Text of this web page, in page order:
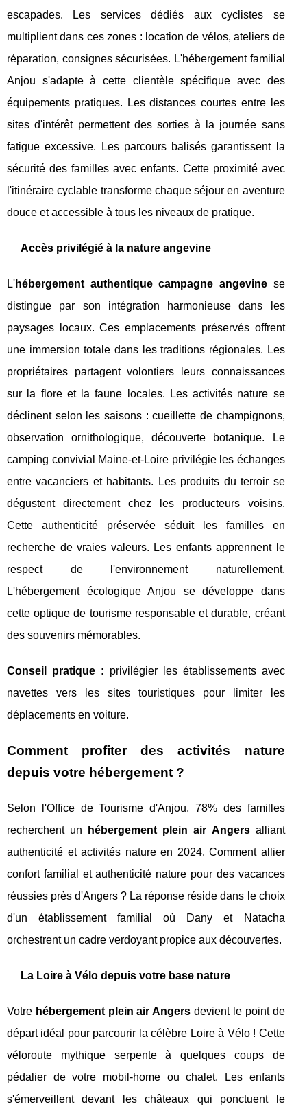
escapades. Les services dédiés aux cyclistes se
multiplient dans ces zones : location de vélos, ateliers de
réparation, consignes sécurisées. L'hébergement familial
Anjou s'adapte à cette clientèle spécifique avec des
équipements pratiques. Les distances courtes entre les
sites d'intérêt permettent des sorties à la journée sans
fatigue excessive. Les parcours balisés garantissent la
sécurité des familles avec enfants. Cette proximité avec
l'itinéraire cyclable transforme chaque séjour en aventure
douce et accessible à tous les niveaux de pratique.
Accès privilégié à la nature angevine
L'hébergement authentique campagne angevinese
distingue par son intégration harmonieuse dans les
paysages locaux. Ces emplacements préservés offrent
une immersion totale dans les traditions régionales. Les
propriétaires partagent volontiers leurs connaissances
sur la flore et la faune locales. Les activités nature se
déclinent selon les saisons : cueillette de champignons,
observation ornithologique, découverte botanique. Le
camping convivial Maine-et-Loire privilégie les échanges
entre vacanciers et habitants. Les produits du terroir se
dégustent directement chez les producteurs voisins.
Cette authenticité préservée séduit les familles en
recherche de vraies valeurs. Les enfants apprennent le
respect de l'environnement naturellement.
L'hébergement écologique Anjou se développe dans
cette optique de tourisme responsable et durable, créant
des souvenirs mémorables.
Conseil pratique : privilégier les établissements avec
navettes vers les sites touristiques pour limiter les
déplacements en voiture.
Comment profiter des activités nature
depuis votre hébergement ?
Selon l'Office de Tourisme d'Anjou, 78% des familles
recherchent un
hébergement plein air Angersalliant
authenticité et activités nature en 2024. Comment allier
confort familial et authenticité nature pour des vacances
réussies près d'Angers ? La réponse réside dans le choix
d'un établissement familial où Dany et Natacha
orchestrent un cadre verdoyant propice aux découvertes.
La Loire à Vélo depuis votre base nature
Votre hébergement plein air Angers devient le point de
départ idéal pour parcourir la célèbre Loire à Vélo ! Cette
véloroute mythique serpente à quelques coups de
pédalier de votre mobil-home ou chalet. Les enfants
s'émerveillent devant les châteaux qui ponctuent le